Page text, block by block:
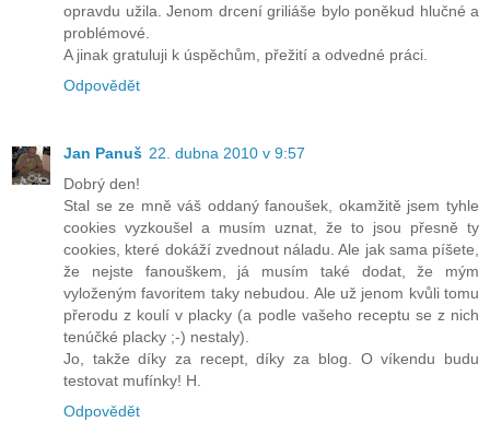
opravdu užila. Jenom drcení griliáše bylo poněkud hlučné a
problémové.
A jinak gratuluji k úspěchům, přežití a odvedné práci.
Odpovědět
Jan Panuš 22. dubna 2010 v 9:57
Dobrý den!
Stal se ze mně váš oddaný fanoušek, okamžitě jsem tyhle
cookies vyzkoušel a musím uznat, že to jsou přesně ty
cookies, které dokáží zvednout náladu. Ale jak sama píšete,
že nejste fanouškem, já musím také dodat, že mým
vyloženým favoritem taky nebudou. Ale už jenom kvůli tomu
přerodu z koulí v placky (a podle vašeho receptu se z nich
tenúčké placky ;-) nestaly).
Jo, takže díky za recept, díky za blog. O víkendu budu
testovat mufínky! H.
Odpovědět